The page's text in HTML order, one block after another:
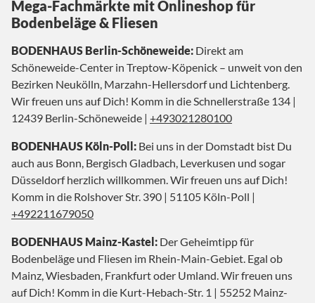
Mega-Fachmärkte mit Onlineshop für
Bodenbeläge & Fliesen
BODENHAUS Berlin-Schöneweide: Direkt am
Schöneweide-Center in Treptow-Köpenick – unweit von den
Bezirken Neukölln, Marzahn-Hellersdorf und Lichtenberg.
Wir freuen uns auf Dich! Komm in die Schnellerstraße 134 |
12439 Berlin-Schöneweide | +493021280100
BODENHAUS Köln-Poll: Bei uns in der Domstadt bist Du
auch aus Bonn, Bergisch Gladbach, Leverkusen und sogar
Düsseldorf herzlich willkommen. Wir freuen uns auf Dich!
Komm in die Rolshover Str. 390 | 51105 Köln-Poll |
+492211679050
BODENHAUS Mainz-Kastel: Der Geheimtipp für
Bodenbeläge und Fliesen im Rhein-Main-Gebiet. Egal ob
Mainz, Wiesbaden, Frankfurt oder Umland. Wir freuen uns
auf Dich! Komm in die Kurt-Hebach-Str. 1 | 55252 Mainz-